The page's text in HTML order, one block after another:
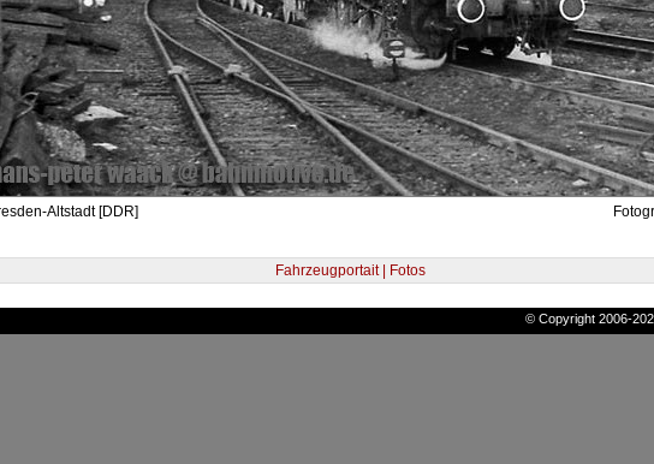
Altstadt [DDR]
Fahrzeugportait | Fotos
© Copyright 2006-